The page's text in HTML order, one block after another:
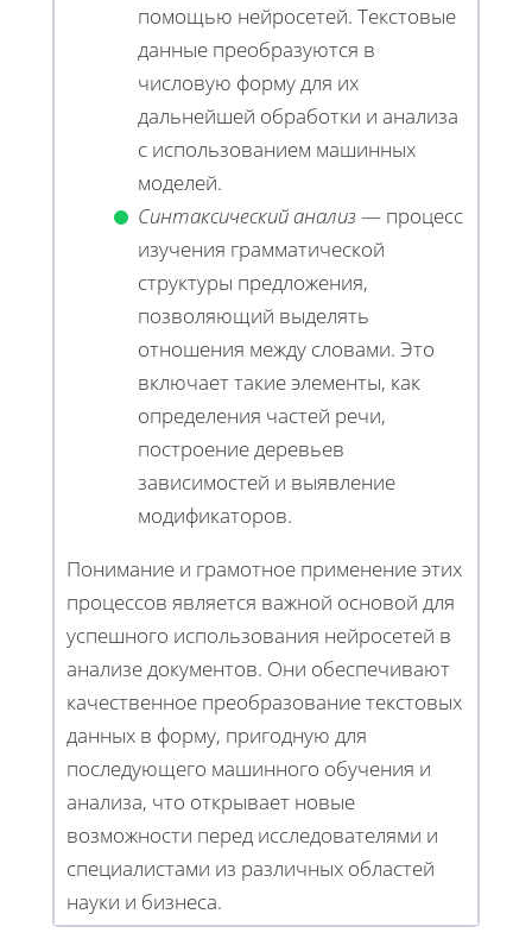
помощью нейросетей. Текстовые
данные преобразуются в
числовую форму для их
дальнейшей обработки и анализа
с использованием машинных
моделей.
Синтаксический анализ — процесс
изучения грамматической
структуры предложения,
позволяющий выделять
отношения между словами. Это
включает такие элементы, как
определения частей речи,
построение деревьев
зависимостей и выявление
модификаторов.
Понимание и грамотное применение этих
процессов является важной основой для
успешного использования нейросетей в
анализе документов. Они обеспечивают
качественное преобразование текстовых
данных в форму, пригодную для
последующего машинного обучения и
анализа, что открывает новые
возможности перед исследователями и
специалистами из различных областей
науки и бизнеса.